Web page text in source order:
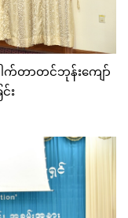
ါက်တာတင်ဘုန်းကျော်
း